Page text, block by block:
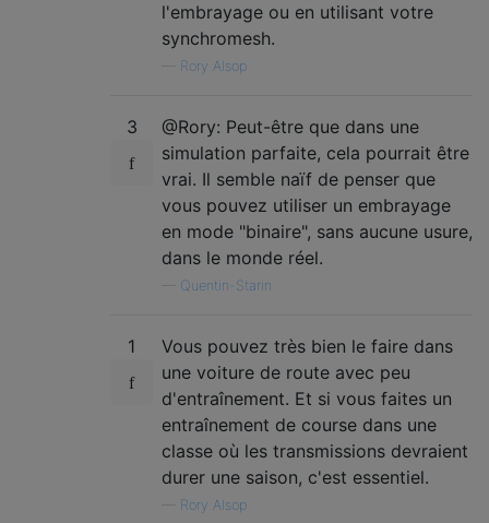
l'embrayage ou en utilisant votre
synchromesh.
Rory Alsop
3
@Rory: Peut-être que dans une
simulation parfaite, cela pourrait être
vrai. Il semble naïf de penser que
vous pouvez utiliser un embrayage
en mode "binaire", sans aucune usure,
dans le monde réel.
Quentin-Starin
1
Vous pouvez très bien le faire dans
une voiture de route avec peu
d'entraînement. Et si vous faites un
entraînement de course dans une
classe où les transmissions devraient
durer une saison, c'est essentiel.
Rory Alsop